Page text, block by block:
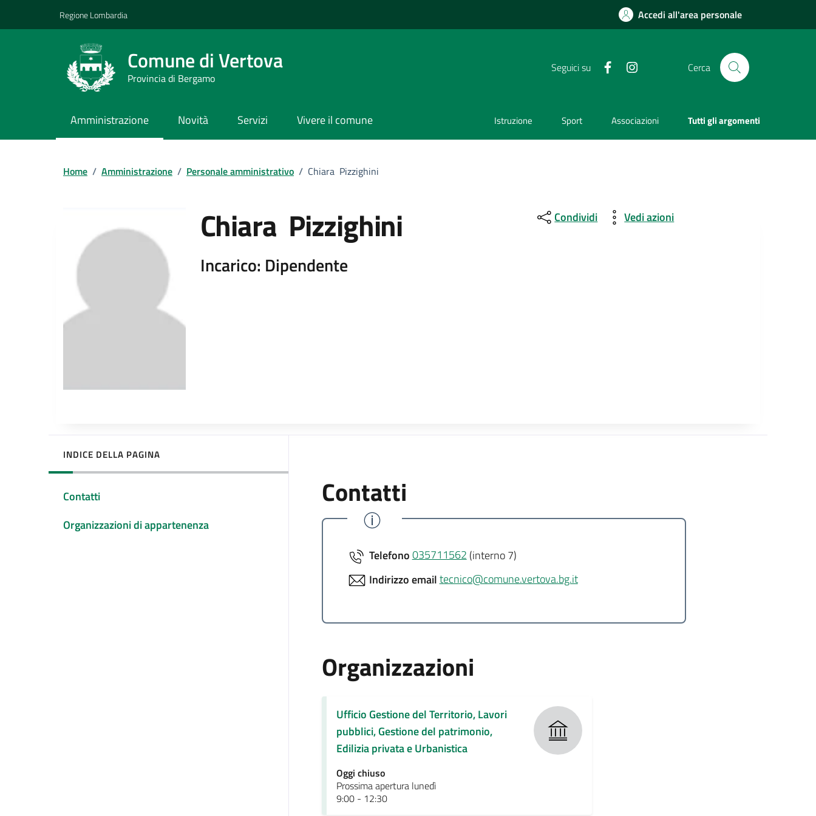
Regione Lombardia Accedi all'area personale
Comune di Vertova
Provincia di Bergamo
Seguici su Facebook Cerca
Amministrazione Novità Servizi Vivere il comune Istruzione Sport Associazioni Tutti gli argomenti
Home / Amministrazione / Personale amministrativo / Chiara Pizzighini
Chiara Pizzighini
Incarico: Dipendente
Condividi Vedi azioni
INDICE DELLA PAGINA
Contatti
Organizzazioni di appartenenza
Contatti
Telefono035711562(interno 7)
Indirizzo emailtecnico@comune.vertova.bg.it
Organizzazioni
Ufficio Gestione del Territorio, Lavori
pubblici, Gestione del patrimonio,
Edilizia privata e Urbanistica
Oggi chiuso
Prossima apertura lunedì
9:00 - 12:30